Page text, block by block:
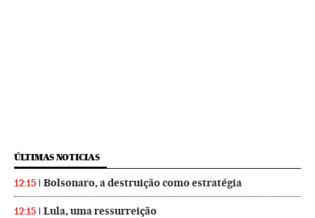
ÚLTIMAS NOTICIAS
12:15 Bolsonaro, a destruição como estratégia
12:15 Lula, uma ressurreição